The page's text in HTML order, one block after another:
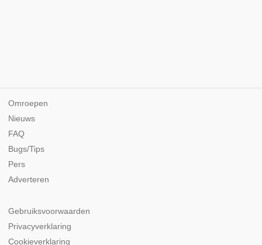
Omroepen
Nieuws
FAQ
Bugs/Tips
Pers
Adverteren
Gebruiksvoorwaarden
Privacyverklaring
Cookieverklaring